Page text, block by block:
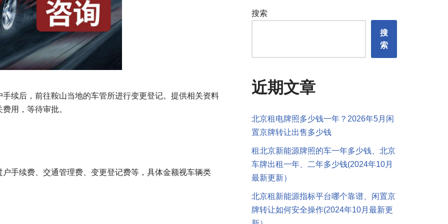
续后，前往鞍山当地的车管所进行变更登记。提供相关资料
用，等待审批。
手续费、交通管理费、变更登记费等，具体金额视车辆类
搜索
搜
索
近期文章
北京租电牌照多少钱一年？2026年5月闲
置京牌转让出售多少钱
租北京新能源牌照的车一年多少钱、北京
车牌出租一年、二年多少钱(2024年10月
最新更新）
北京租新能源指标平台哪个靠谱、闲置京
牌转让如何安全操作(2024年10月最新更